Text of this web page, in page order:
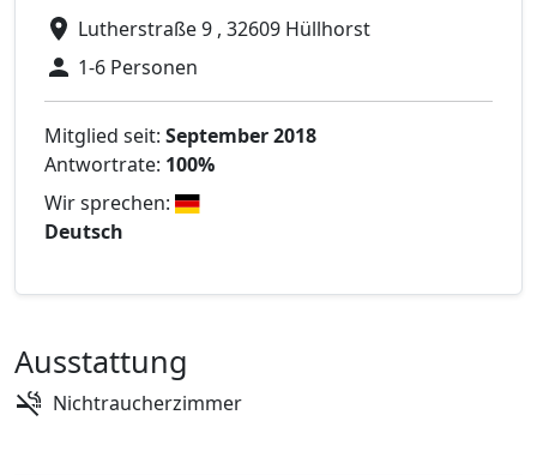
Lutherstraße 9 , 32609 Hüllhorst
1-6 Personen
Mitglied seit: September 2018
Antwortrate: 100%
Wir sprechen:
Deutsch
Ausstattung
Nichtraucherzimmer